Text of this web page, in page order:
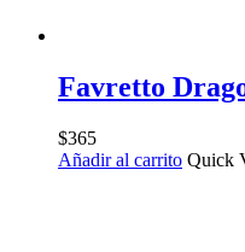
Favretto
$365
Añadir al carrito Quick